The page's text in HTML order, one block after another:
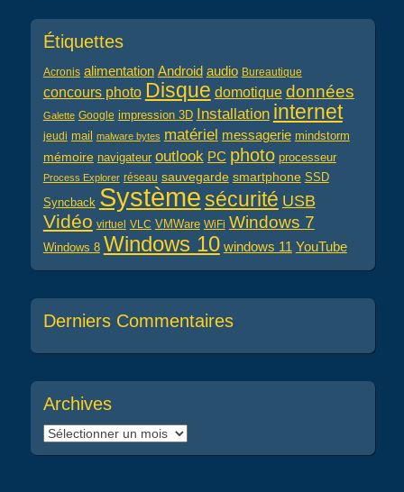
Étiquettes
Acronis alimentation Android audio Bureautique
concours photo Disque domotique données
Galette Google impression 3D Installation internet
jeudi mail malware bytes matériel messagerie mindstorm
mémoire navigateur outlook PC photo processeur
Process Explorer réseau sauvegarde smartphone SSD
Syncback Systèmesécurité USB
Vidéo virtuel VLC VMWare WiFi Windows 7
Windows 8 Windows 10 windows 11 YouTube
Derniers Commentaires
Archives
Archives